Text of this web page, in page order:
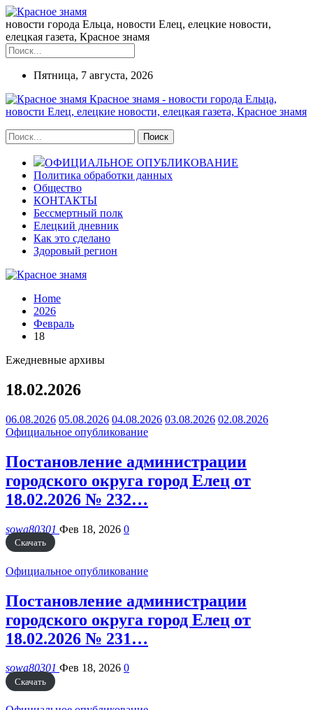
новости города Ельца, новости Елец, елецкие новости,
елецкая газета, Красное знамя
Пятница, 7 августа, 2026
Красное знамя - новости города Ельца,
новости Елец, елецкие новости, елецкая газета, Красное знамя
ОФИЦИАЛЬНОЕ ОПУБЛИКОВАНИЕ
Политика обработки данных
Общество
КОНТАКТЫ
Бессмертный полк
Елецкий дневник
Как это сделано
Здоровый регион
Home
2026
Февраль
18
Ежедневные архивы
18.02.2026
06.08.2026 05.08.2026 04.08.2026 03.08.2026 02.08.2026
Официальное опубликование
Постановление администрации
городского округа город Елец от
18.02.2026 № 232…
sowa80301 Фев 18, 2026 0
Скачать
Официальное опубликование
Постановление администрации
городского округа город Елец от
18.02.2026 № 231…
sowa80301 Фев 18, 2026 0
Скачать